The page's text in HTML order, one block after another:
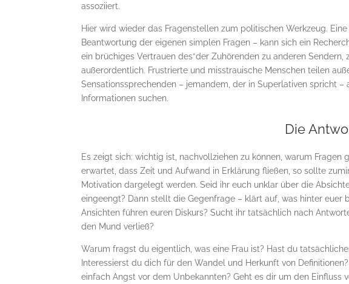
assoziiert.
Hier wird wieder das Fragenstellen zum politischen Werkzeug.
Beantwortung der eigenen simplen Fragen – kann sich ein
ein brüchiges Vertrauen des*der Zuhörenden zu anderen Sendern,
außerordentlich. Frustrierte und misstrauische Menschen teilen
Sensationssprechenden – jemandem, der in Superlativen spricht
Informationen suchen.
Die
Es zeigt sich: wichtig ist, nachvollziehen zu können, warum
erwartet, dass Zeit und Aufwand in Erklärung fließen, so sollte
Motivation dargelegt werden. Seid ihr euch unklar über die
eingeengt? Dann stellt die Gegenfrage – klärt auf, was hinter
Ansichten führen euren Diskurs? Sucht ihr tatsächlich nach
den Mund verließ?
Warum fragst du eigentlich, was eine Frau ist? Hast du
Interessierst du dich für den Wandel und Herkunft von
einfach Angst vor dem Unbekannten? Geht es dir um den Einfluss